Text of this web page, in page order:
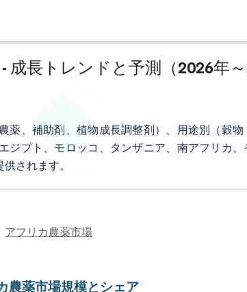
成長トレンドと予測（2026年
、補助剤、植物成長調整剤）、用途別（穀物
ジプト、モロッコ、タンザニア、南アフリカ、
されます。
アフリカ農薬市場
農薬市場規模とシェア